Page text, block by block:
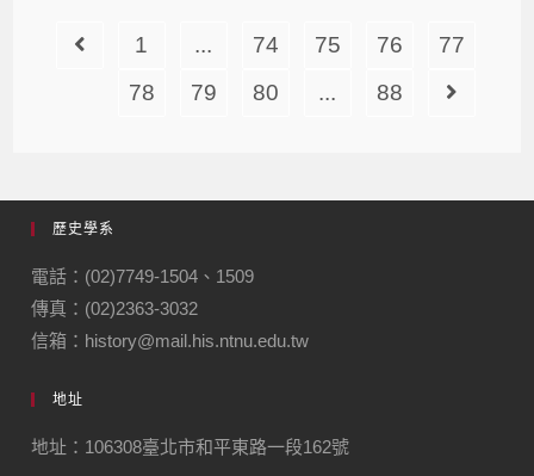
1 ... 74 75 76
77
78
79 80 ... 88
歷史學系
電話：(02)7749-1504、1509
傳真：(02)2363-3032
信箱：history@mail.his.ntnu.edu.tw
地址
地址：106308臺北市和平東路一段162號